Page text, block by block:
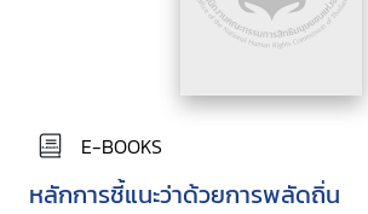
E-BOOKS
หลักการชี้แนะว่าด้วยการพลัดถิ่น